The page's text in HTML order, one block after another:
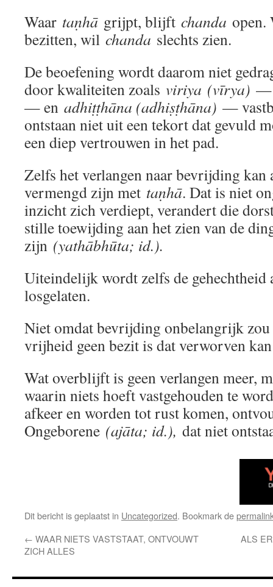
Waar taṇhā grijpt, blijft chanda
bezitten, wil chanda slechts zien.
De beoefening wordt daarom niet
door kwaliteiten zoals viriya (vīrya) —
— en adhiṭṭhāna (adhiṣṭhāna) —
ontstaan niet uit een tekort dat gevuld
een diep vertrouwen in het pad.
Zelfs het verlangen naar bevrijding kan
vermengd zijn met taṇhā. Dat is niet
inzicht zich verdiept, verandert die
stille toewijding aan het zien van de
zijn (yathābhūta; id.).
Uiteindelijk wordt zelfs de gehechtheid
losgelaten.
Niet omdat bevrijding onbelangrijk
vrijheid geen bezit is dat verworven
Wat overblijft is geen verlangen meer,
waarin niets hoeft vastgehouden te
afkeer en worden tot rust komen,
Ongeborene (ajāta; id.), dat niet
Dit bericht is geplaatst in Uncategorized. Bookmark de
← WAAR NIETS VASTSTAAT, ONTVOUWT
ZICH ALLES
ALS